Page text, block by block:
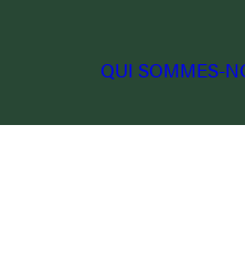
QUI SOMMES-